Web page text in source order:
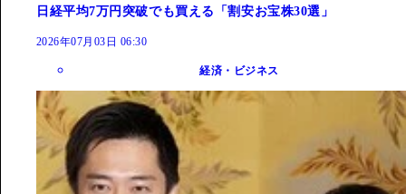
日経平均7万円突破でも買える「割安お宝株30選」
2026年07月03日 06:30
経済・ビジネス